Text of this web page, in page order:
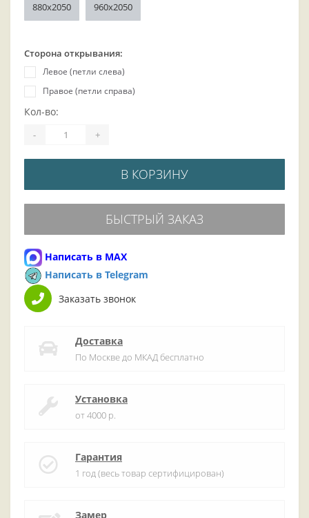
880х2050 960x2050
Сторона открывания:
Левое (петли слева)
Правое (петли справа)
Кол-во:
- +
В КОРЗИНУ
БЫСТРЫЙ ЗАКАЗ
Написать в MAX
Написать в Telegram
Заказать звонок
Доставка
По Москве до МКАД бесплатно
Установка
от 4000 р.
Гарантия
1 год (весь товар сертифицирован)
Замер